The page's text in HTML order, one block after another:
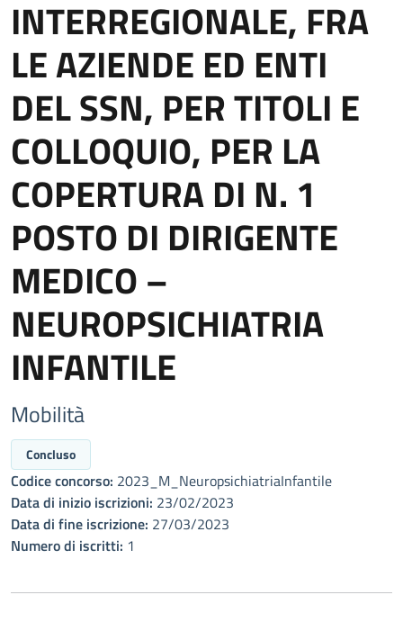
INTERREGIONALE, FRA
LE AZIENDE ED ENTI
DEL SSN, PER TITOLI E
COLLOQUIO, PER LA
COPERTURA DI N. 1
POSTO DI DIRIGENTE
MEDICO –
NEUROPSICHIATRIA
INFANTILE
Mobilità
Concluso
Codice concorso: 2023_M_NeuropsichiatriaInfantile
Data di inizio iscrizioni: 23/02/2023
Data di fine iscrizione: 27/03/2023
Numero di iscritti: 1